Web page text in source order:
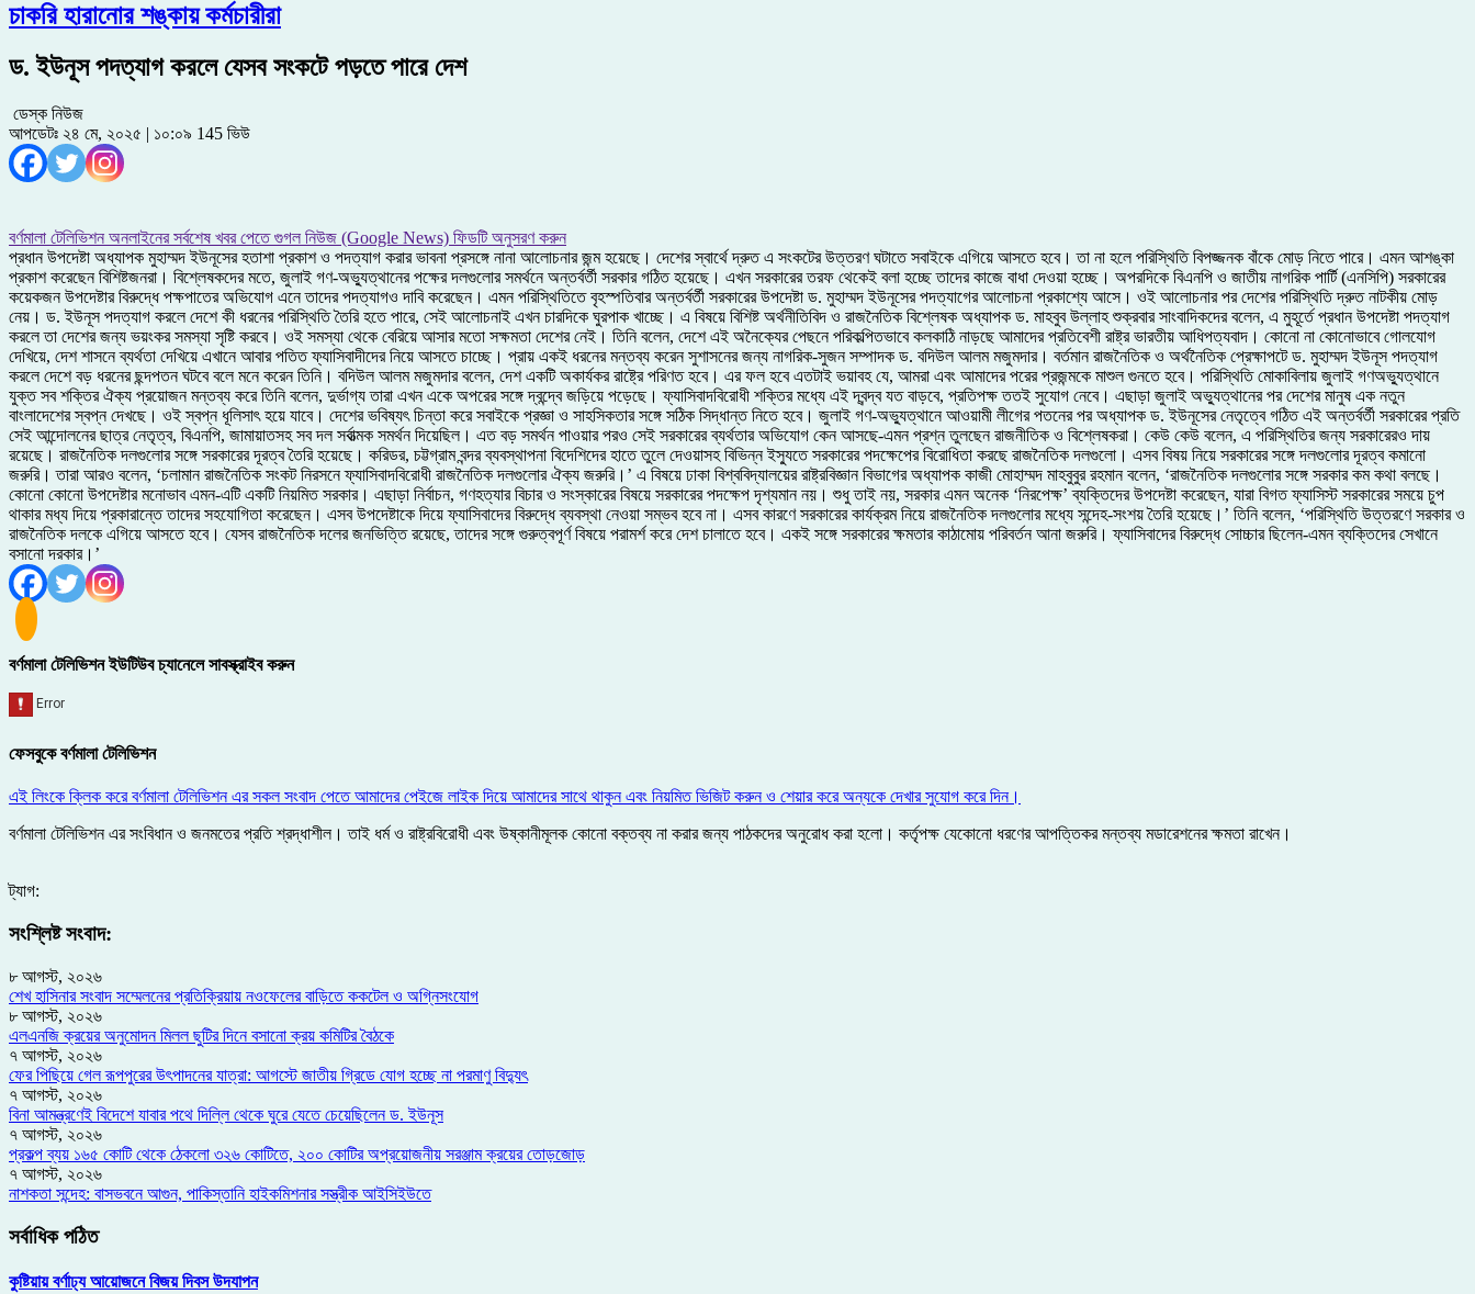
চাকরি হারানোর শঙ্কায় কর্মচারীরা
ড. ইউনূস পদত্যাগ করলে যেসব সংকটে পড়তে পারে দেশ
ডেস্ক নিউজ
আপডেটঃ ২৪ মে, ২০২৫ | ১০:০৯ 145 ভিউ
বর্ণমালা টেলিভিশন অনলাইনের সর্বশেষ খবর পেতে গুগল নিউজ (Google News) ফিডটি অনুসরণ করুন
প্রধান উপদেষ্টা অধ্যাপক মুহাম্মদ ইউনূসের হতাশা প্রকাশ ও পদত্যাগ করার ভাবনা প্রসঙ্গে নানা আলোচনার জন্ম হয়েছে। দেশের স্বার্থে দ্রুত এ সংকটের উত্তরণ ঘটাতে সবাইকে এগিয়ে আসতে হবে। তা না হলে পরিস্থিতি বিপজ্জনক বাঁকে মোড় নিতে পারে। এমন আশঙ্কা
প্রকাশ করেছেন বিশিষ্টজনরা। বিশ্লেষকদের মতে, জুলাই গণ-অভ্যুত্থানের পক্ষের দলগুলোর সমর্থনে অন্তর্বর্তী সরকার গঠিত হয়েছে। এখন সরকারের তরফ থেকেই বলা হচ্ছে তাদের কাজে বাধা দেওয়া হচ্ছে। অপরদিকে বিএনপি ও জাতীয় নাগরিক পার্টি (এনসিপি) সরকারের
কয়েকজন উপদেষ্টার বিরুদ্ধে পক্ষপাতের অভিযোগ এনে তাদের পদত্যাগও দাবি করেছেন। এমন পরিস্থিতিতে বৃহস্পতিবার অন্তর্বর্তী সরকারের উপদেষ্টা ড. মুহাম্মদ ইউনূসের পদত্যাগের আলোচনা প্রকাশ্যে আসে। ওই আলোচনার পর দেশের পরিস্থিতি দ্রুত নাটকীয় মোড়
নেয়। ড. ইউনূস পদত্যাগ করলে দেশে কী ধরনের পরিস্থিতি তৈরি হতে পারে, সেই আলোচনাই এখন চারদিকে ঘুরপাক খাচ্ছে। এ বিষয়ে বিশিষ্ট অর্থনীতিবিদ ও রাজনৈতিক বিশ্লেষক অধ্যাপক ড. মাহবুব উল্লাহ শুক্রবার সাংবাদিকদের বলেন, এ মুহূর্তে প্রধান উপদেষ্টা পদত্যাগ
করলে তা দেশের জন্য ভয়ংকর সমস্যা সৃষ্টি করবে। ওই সমস্যা থেকে বেরিয়ে আসার মতো সক্ষমতা দেশের নেই। তিনি বলেন, দেশে এই অনৈক্যের পেছনে পরিকল্পিতভাবে কলকাঠি নাড়ছে আমাদের প্রতিবেশী রাষ্ট্র ভারতীয় আধিপত্যবাদ। কোনো না কোনোভাবে গোলযোগ
দেখিয়ে, দেশ শাসনে ব্যর্থতা দেখিয়ে এখানে আবার পতিত ফ্যাসিবাদীদের নিয়ে আসতে চাচ্ছে। প্রায় একই ধরনের মন্তব্য করেন সুশাসনের জন্য নাগরিক-সুজন সম্পাদক ড. বদিউল আলম মজুমদার। বর্তমান রাজনৈতিক ও অর্থনৈতিক প্রেক্ষাপটে ড. মুহাম্মদ ইউনূস পদত্যাগ
করলে দেশে বড় ধরনের ছন্দপতন ঘটবে বলে মনে করেন তিনি। বদিউল আলম মজুমদার বলেন, দেশ একটি অকার্যকর রাষ্ট্রে পরিণত হবে। এর ফল হবে এতটাই ভয়াবহ যে, আমরা এবং আমাদের পরের প্রজন্মকে মাশুল গুনতে হবে। পরিস্থিতি মোকাবিলায় জুলাই গণঅভ্যুত্থানে
যুক্ত সব শক্তির ঐক্য প্রয়োজন মন্তব্য করে তিনি বলেন, দুর্ভাগ্য তারা এখন একে অপরের সঙ্গে দ্বন্দ্বে জড়িয়ে পড়েছে। ফ্যাসিবাদবিরোধী শক্তির মধ্যে এই দ্বন্দ্ব যত বাড়বে, প্রতিপক্ষ ততই সুযোগ নেবে। এছাড়া জুলাই অভ্যুত্থানের পর দেশের মানুষ এক নতুন
বাংলাদেশের স্বপ্ন দেখছে। ওই স্বপ্ন ধূলিসাৎ হয়ে যাবে। দেশের ভবিষ্যৎ চিন্তা করে সবাইকে প্রজ্ঞা ও সাহসিকতার সঙ্গে সঠিক সিদ্ধান্ত নিতে হবে। জুলাই গণ-অভ্যুত্থানে আওয়ামী লীগের পতনের পর অধ্যাপক ড. ইউনূসের নেতৃত্বে গঠিত এই অন্তর্বর্তী সরকারের প্রতি
সেই আন্দোলনের ছাত্র নেতৃত্ব, বিএনপি, জামায়াতসহ সব দল সর্বাত্মক সমর্থন দিয়েছিল। এত বড় সমর্থন পাওয়ার পরও সেই সরকারের ব্যর্থতার অভিযোগ কেন আসছে-এমন প্রশ্ন তুলছেন রাজনীতিক ও বিশ্লেষকরা। কেউ কেউ বলেন, এ পরিস্থিতির জন্য সরকারেরও দায়
রয়েছে। রাজনৈতিক দলগুলোর সঙ্গে সরকারের দূরত্ব তৈরি হয়েছে। করিডর, চট্টগ্রাম বন্দর ব্যবস্থাপনা বিদেশিদের হাতে তুলে দেওয়াসহ বিভিন্ন ইস্যুতে সরকারের পদক্ষেপের বিরোধিতা করছে রাজনৈতিক দলগুলো। এসব বিষয় নিয়ে সরকারের সঙ্গে দলগুলোর দূরত্ব কমানো
জরুরি। তারা আরও বলেন, ‘চলামান রাজনৈতিক সংকট নিরসনে ফ্যাসিবাদবিরোধী রাজনৈতিক দলগুলোর ঐক্য জরুরি।’ এ বিষয়ে ঢাকা বিশ্ববিদ্যালয়ের রাষ্ট্রবিজ্ঞান বিভাগের অধ্যাপক কাজী মোহাম্মদ মাহবুবুর রহমান বলেন, ‌‘রাজনৈতিক দলগুলোর সঙ্গে সরকার কম কথা বলছে।
কোনো কোনো উপদেষ্টার মনোভাব এমন-এটি একটি নিয়মিত সরকার। এছাড়া নির্বাচন, গণহত্যার বিচার ও সংস্কারের বিষয়ে সরকারের পদক্ষেপ দৃশ্যমান নয়। শুধু তাই নয়, সরকার এমন অনেক ‘নিরপেক্ষ’ ব্যক্তিদের উপদেষ্টা করেছেন, যারা বিগত ফ্যাসিস্ট সরকারের সময়ে চুপ
থাকার মধ্য দিয়ে প্রকারান্তে তাদের সহযোগিতা করেছেন। এসব উপদেষ্টাকে দিয়ে ফ্যাসিবাদের বিরুদ্ধে ব্যবস্থা নেওয়া সম্ভব হবে না। এসব কারণে সরকারের কার্যক্রম নিয়ে রাজনৈতিক দলগুলোর মধ্যে সন্দেহ-সংশয় তৈরি হয়েছে।’ তিনি বলেন, ‘পরিস্থিতি উত্তরণে সরকার ও
রাজনৈতিক দলকে এগিয়ে আসতে হবে। যেসব রাজনৈতিক দলের জনভিত্তি রয়েছে, তাদের সঙ্গে গুরুত্বপূর্ণ বিষয়ে পরামর্শ করে দেশ চালাতে হবে। একই সঙ্গে সরকারের ক্ষমতার কাঠামোয় পরিবর্তন আনা জরুরি। ফ্যাসিবাদের বিরুদ্ধে সোচ্চার ছিলেন-এমন ব্যক্তিদের সেখানে
বসানো দরকার।’
বর্ণমালা টেলিভিশন ইউটিউব চ্যানেলে সাবস্ক্রাইব করুন
ফেসবুকে বর্ণমালা টেলিভিশন
এই লিংকে ক্লিক করে বর্ণমালা টেলিভিশন এর সকল সংবাদ পেতে আমাদের পেইজে লাইক দিয়ে আমাদের সাথে থাকুন এবং নিয়মিত ভিজিট করুন ও শেয়ার করে অন্যকে দেখার সুযোগ করে দিন।
বর্ণমালা টেলিভিশন এর সংবিধান ও জনমতের প্রতি শ্রদ্ধাশীল। তাই ধর্ম ও রাষ্ট্রবিরোধী এবং উষ্কানীমূলক কোনো বক্তব্য না করার জন্য পাঠকদের অনুরোধ করা হলো। কর্তৃপক্ষ যেকোনো ধরণের আপত্তিকর মন্তব্য মডারেশনের ক্ষমতা রাখেন।
ট্যাগ:
সংশ্লিষ্ট সংবাদ:
৮ আগস্ট, ২০২৬
শেখ হাসিনার সংবাদ সম্মেলনের প্রতিক্রিয়ায় নওফেলের বাড়িতে ককটেল ও অগ্নিসংযোগ
৮ আগস্ট, ২০২৬
এলএনজি ক্রয়ের অনুমোদন মিলল ছুটির দিনে বসানো ক্রয় কমিটির বৈঠকে
৭ আগস্ট, ২০২৬
ফের পিছিয়ে গেল রূপপুরের উৎপাদনের যাত্রা: আগস্টে জাতীয় গ্রিডে যোগ হচ্ছে না পরমাণু বিদ্যুৎ
৭ আগস্ট, ২০২৬
বিনা আমন্ত্রণেই বিদেশে যাবার পথে দিল্লি থেকে ঘুরে যেতে চেয়েছিলেন ড. ইউনূস
৭ আগস্ট, ২০২৬
প্রকল্প ব্যয় ১৬৫ কোটি থেকে ঠেকলো ৩২৬ কোটিতে, ২০০ কোটির অপ্রয়োজনীয় সরঞ্জাম ক্রয়ের তোড়জোড়
৭ আগস্ট, ২০২৬
নাশকতা সন্দেহ: বাসভবনে আগুন, পাকিস্তানি হাইকমিশনার সস্ত্রীক আইসিইউতে
সর্বাধিক পঠিত
কুষ্টিয়ায় বর্ণাঢ্য আয়োজনে বিজয় দিবস উদযাপন